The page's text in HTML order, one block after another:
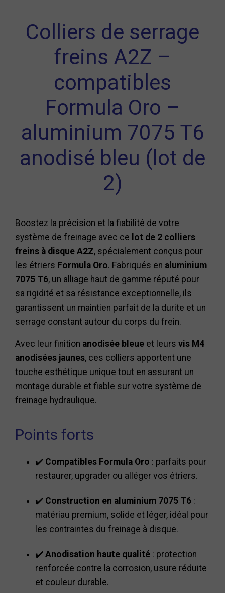
Colliers de serrage
freins A2Z –
compatibles
Formula Oro –
aluminium 7075 T6
anodisé bleu (lot de
2)
Boostez la précision et la fiabilité de votre
système de freinage avec ce lot de 2 colliers
freins à disque A2Z, spécialement conçus pour
les étriers Formula Oro. Fabriqués en aluminium
7075 T6, un alliage haut de gamme réputé pour
sa rigidité et sa résistance exceptionnelle, ils
garantissent un maintien parfait de la durite et un
serrage constant autour du corps du frein.
Avec leur finition anodisée bleue et leurs vis M4
anodisées jaunes, ces colliers apportent une
touche esthétique unique tout en assurant un
montage durable et fiable sur votre système de
freinage hydraulique.
Points forts
✔️ Compatibles Formula Oro : parfaits pour
restaurer, upgrader ou alléger vos étriers.
✔️ Construction en aluminium 7075 T6 :
matériau premium, solide et léger, idéal pour
les contraintes du freinage à disque.
✔️ Anodisation haute qualité : protection
renforcée contre la corrosion, usure réduite
et couleur durable.